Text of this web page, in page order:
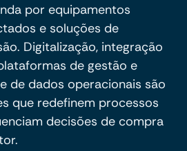
por equipamentos
e soluções de
Digitalização, integração
de gestão e
de dados operacionais são
que redefinem processos
decisões de compra